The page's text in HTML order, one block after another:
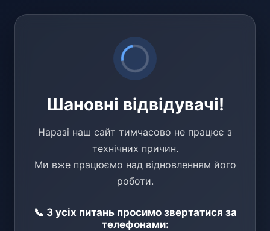
Шановні відвідувачі!
Наразі наш сайт тимчасово не працює з
технічних причин.
Ми вже працюємо над відновленням його
роботи.
📞 З усіх питань просимо звертатися за
телефонами: